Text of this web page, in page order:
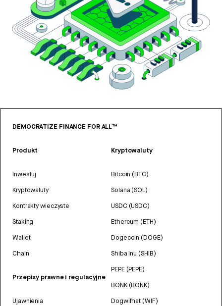
DEMOCRATIZE FINANCE FOR ALL™
Produkt
Inwestuj
Kryptowaluty
Kontrakty wieczyste
Staking
Wallet
Chain
Przepisy prawne i regulacyjne
Ujawnienia
Kryptowaluty
Bitcoin (BTC)
Solana (SOL)
USDC (USDC)
Ethereum (ETH)
Dogecoin (DOGE)
Shiba Inu (SHIB)
PEPE (PEPE)
BONK (BONK)
Dogwifhat (WIF)